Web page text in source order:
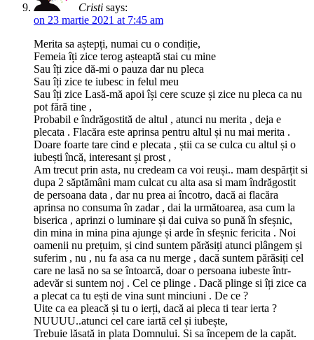
Cristi says:
on 23 martie 2021 at 7:45 am
Merita sa aștepți, numai cu o condiție,
Femeia îți zice terog așteaptă stai cu mine
Sau îți zice dă-mi o pauza dar nu pleca
Sau îți zice te iubesc in felul meu
Sau îți zice Lasă-mă apoi își cere scuze și zice nu pleca ca nu
pot fără tine ,
Probabil e îndrăgostită de altul , atunci nu merita , deja e
plecata . Flacăra este aprinsa pentru altul și nu mai merita .
Doare foarte tare cind e plecata , știi ca se culca cu altul și o
iubești încă, interesant și prost ,
Am trecut prin asta, nu credeam ca voi reuși.. mam despărțit si
dupa 2 săptămâni mam culcat cu alta asa si mam îndrăgostit
de persoana data , dar nu prea ai încotro, dacă ai flacăra
aprinsa no consuma în zadar , dai la următoarea, asa cum la
biserica , aprinzi o luminare și dai cuiva so pună în sfeșnic,
din mina in mina pina ajunge și arde în sfeșnic fericita . Noi
oamenii nu prețuim, și cind suntem părăsiți atunci plângem și
suferim , nu , nu fa asa ca nu merge , dacă suntem părăsiți cel
care ne lasă no sa se întoarcă, doar o persoana iubeste într-
adevăr si suntem noj . Cel ce plinge . Dacă plinge si îți zice ca
a plecat ca tu ești de vina sunt minciuni . De ce ?
Uite ca ea pleacă și tu o ierți, dacă ai pleca ti tear ierta ?
NUUUU..atunci cel care iartă cel și iubește,
Trebuie lăsată in plata Domnului. Si sa începem de la capăt.